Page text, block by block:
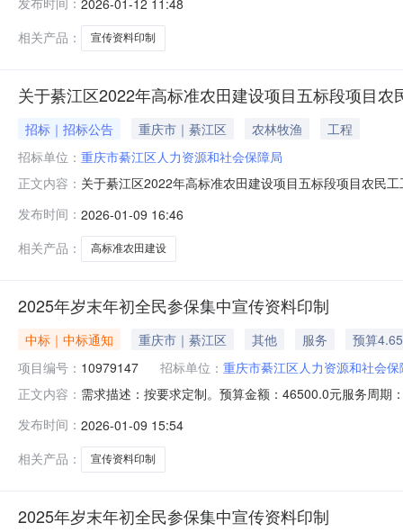
46100.046100.046100.00-成交2026-01-1211:08:07第1
相关产品：
宣传资料印制
关于綦江区2022年高标准农田建设项目五标段项目农
招标｜招标公告 重庆市｜綦江区 农林牧渔
工程
招标单位： 重庆市綦江区人力资源和社会保障局
正文内容： 关于綦江区2022年高标准农田建设项目五标段项目农民
程所有农民工工资已全部支付，为核实该工程农民工工
示，公示时间30日
发布时间： 2026-01-09 16:46
相关产品：
高标准农田建设
2025年岁末年初全民参保集中宣传资料印制
中标｜中标通知 重庆市｜綦江区 其他 服务
预算
项目编号： 10979147 招标单位： 重庆市綦江区人力资源和社会保
正文内容： 需求描述：按要求定制。预算金额：46500.0元服务周期
发布时间： 2026-01-09 15:54
相关产品：
宣传资料印制
2025年岁末年初全民参保集中宣传资料印制